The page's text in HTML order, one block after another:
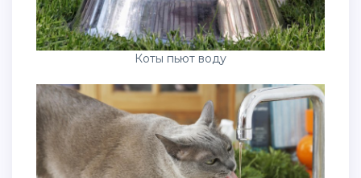
Коты пьют воду